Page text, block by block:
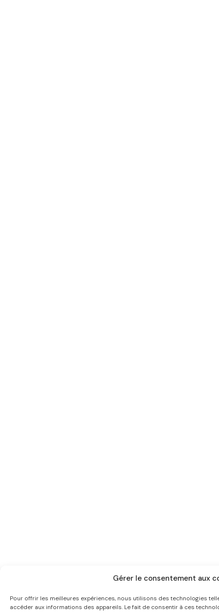
Gérer le consentement aux
Pour offrir les meilleures expériences, nous utilisons des technologies
accéder aux informations des appareils. Le fait de consentir à ces